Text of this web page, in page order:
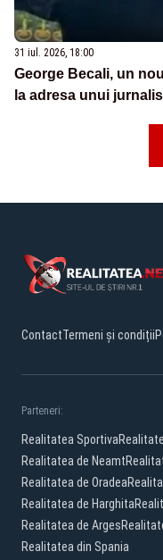
31 iul. 2026, 18:00
George Becali, un
la adresa unui
ContactTermeni și condiții
Parteneri:
Realitatea Sportiva
Realitatea de Neamt
Realitatea de Oradea
Realitatea de Harghita
Realitatea de Arges
Realitatea din Spania